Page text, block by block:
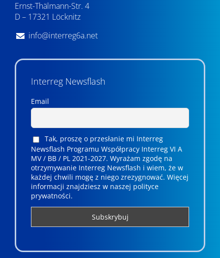
Ernst-Thälmann-Str. 4
D – 17321 Löcknitz
info@interreg6a.net
Interreg Newsflash
Email
Tak, proszę o przesłanie mi Interreg
Newsflash Programu Współpracy Interreg VI A
MV / BB / PL 2021-2027. Wyrażam zgodę na
otrzymywanie Interreg Newsflash i wiem, że w
każdej chwili mogę z niego zrezygnować. ­­Więcej
informacji znajdziesz w naszej polityce
prywatności.